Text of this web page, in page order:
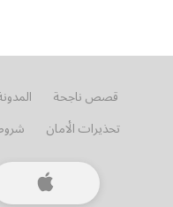
قصص ناجحة
تحذيرات الأمان